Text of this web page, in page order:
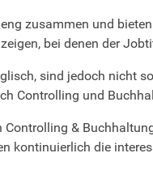
zusammen und
bei denen der
sind jedoch nicht
Controlling und
Controlling &
kontinuierlich die